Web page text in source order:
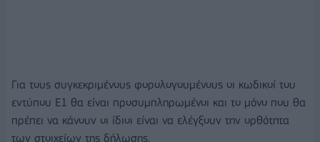
Για τους συγκεκριμένους φορολογουμένους οι κωδικοί του
εντύπου Ε1 θα είναι προσυμπληρωμένοι και το μόνο που θα
πρέπει να κάνουν οι ίδιοι είναι να ελέγξουν την ορθότητα
των στοιχείων της δήλωσης.